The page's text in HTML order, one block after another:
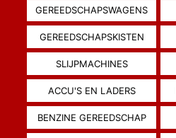
GEREEDSCHAPSWAGENS
GEREEDSCHAPSKISTEN
SLIJPMACHINES
ACCU'S EN LADERS
BENZINE GEREEDSCHAP